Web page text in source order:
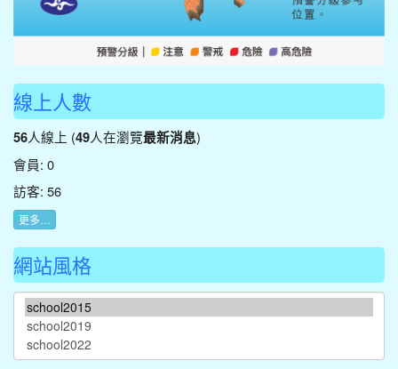
線上人數
56人線上 (49人在瀏覽最新消息)
會員: 0
訪客: 56
更多…
網站風格